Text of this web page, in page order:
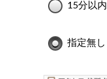
15分以内
指定無し